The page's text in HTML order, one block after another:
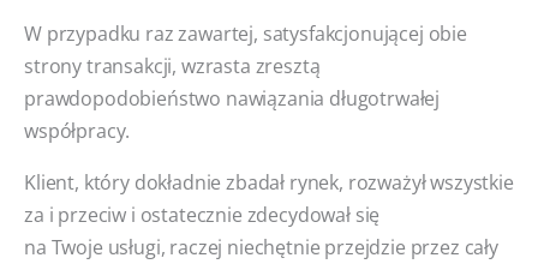
W przypadku raz zawartej, satysfakcjonującej obie
strony transakcji, wzrasta zresztą
prawdopodobieństwo nawiązania długotrwałej
współpracy.
Klient, który dokładnie zbadał rynek, rozważył wszystkie
za i przeciw i ostatecznie zdecydował się
na Twoje usługi, raczej niechętnie przejdzie przez cały